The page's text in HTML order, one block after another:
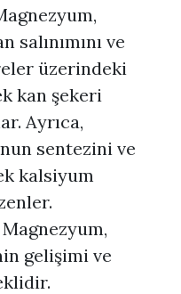
ve
üzerindeki
kan şekeri
Ayrıca,
sentezini ve
kalsiyum
Magnezyum,
gelişimi ve